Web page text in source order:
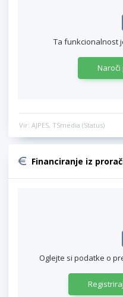
Ta funkcionalnost
Vir: AJPES, TSmedia (Status)
Financiranje iz
Oglejte si podatke o